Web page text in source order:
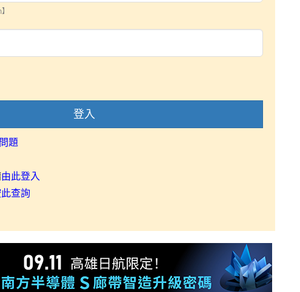
登入
題
由此登入
查詢